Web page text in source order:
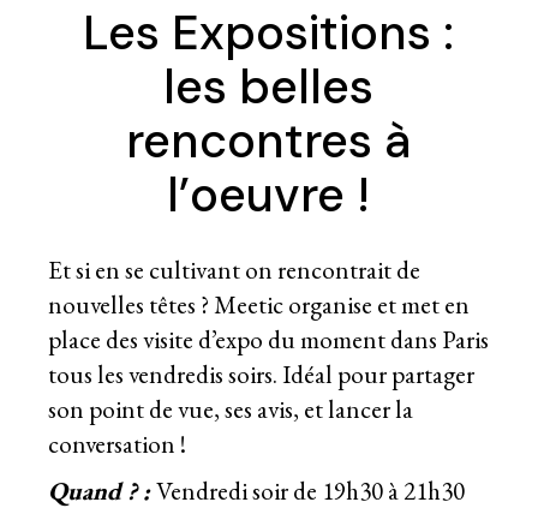
Les Expositions :
les belles
rencontres à
l’oeuvre !
Et si en se cultivant on rencontrait de
nouvelles têtes ? Meetic organise et met en
place des visite d’expo du moment dans Paris
tous les vendredis soirs. Idéal pour partager
son point de vue, ses avis, et lancer la
conversation !
Quand ? :Vendredi soir de 19h30 à 21h30